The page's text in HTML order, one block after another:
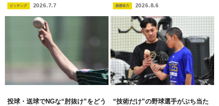
ピッチング 2026.7.7 基礎体力 2026.8.6
投球・送球でNGな“肘抜け”をどう
“技術だけ”の野球選手がぶち当た